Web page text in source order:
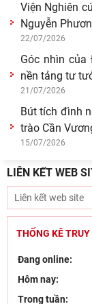
Viện Nghiên
Nguyễn
22/07/2026
Góc nhìn của
nền tảng tư
21/07/2026
Bút tích đình
trào Cần
15/07/2026
LIÊN KẾT WEB
THỐNG KÊ TRUY
Đang online:
Hôm nay:
Trong tuần: